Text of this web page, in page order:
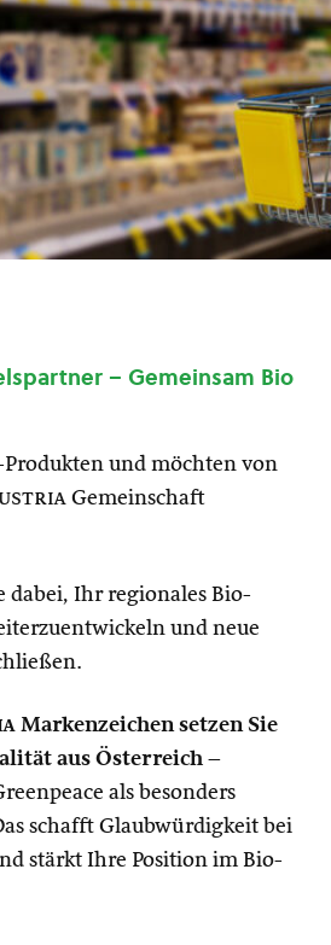
– Gemeinsam Bio
und möchten von
Gemeinschaft
dabei, Ihr regionales Bio-
und neue
Markenzeichen setzen Sie
aus Österreich –
als besonders
schafft Glaubwürdigkeit bei
stärkt Ihre Position im Bio-